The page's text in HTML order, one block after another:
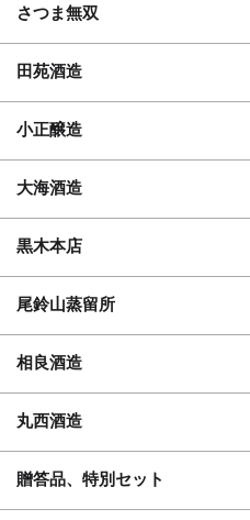
さつま無双
田苑酒造
小正醸造
大海酒造
黒木本店
尾鈴山蒸留所
相良酒造
丸西酒造
贈答品、特別セット